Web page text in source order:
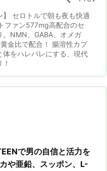
】 セロトルで朝も夜も快適
ファン577mg高配合のセ
。NMN、GABA、オメガ
金比で配合！ 腸溶性カプ
をハレバレにする、現代
で男の自信と活力を
や亜鉛、スッポン、L-